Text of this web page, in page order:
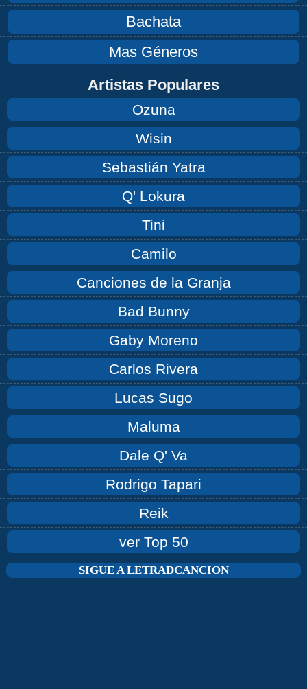
Bachata
Mas Géneros
Artistas Populares
Ozuna
Wisin
Sebastián Yatra
Q' Lokura
Tini
Camilo
Canciones de la Granja
Bad Bunny
Gaby Moreno
Carlos Rivera
Lucas Sugo
Maluma
Dale Q' Va
Rodrigo Tapari
Reik
ver Top 50
SIGUE A LETRADCANCION